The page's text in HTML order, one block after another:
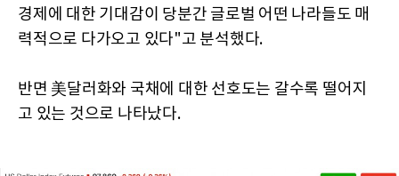
경제에 대한 기대감이 당분간 글로벌 어떤 나라들도 매
력적으로 다가오고 있다"고 분석했다.
반면 美달러화와 국채에 대한 선호도는 갈수록 떨어지
고 있는 것으로 나타났다.